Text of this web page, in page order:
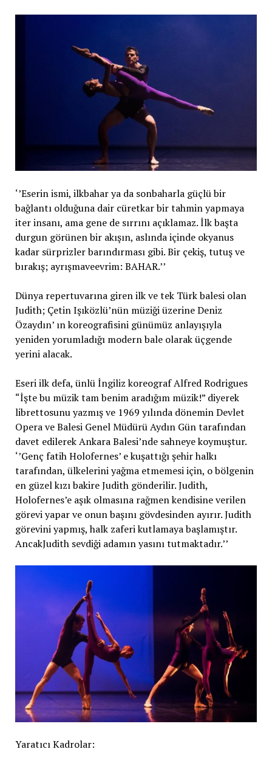
‘’Eserin ismi, ilkbahar ya da sonbaharla güçlü bir
bağlantı olduğuna dair cüretkar bir tahmin yapmaya
iter insanı, ama gene de sırrını açıklamaz. İlk başta
durgun görünen bir akışın, aslında içinde okyanus
kadar sürprizler barındırması gibi. Bir çekiş, tutuş ve
bırakış; ayrışmaveevrim: BAHAR.’’
Dünya repertuvarına giren ilk ve tek Türk balesi olan
Judith; Çetin Işıközlü’nün müziği üzerine Deniz
Özaydın’ ın koreografisini günümüz anlayışıyla
yeniden yorumladığı modern bale olarak üçgende
yerini alacak.
Eseri ilk defa, ünlü İngiliz koreograf Alfred Rodrigues
“İşte bu müzik tam benim aradığım müzik!” diyerek
librettosunu yazmış ve 1969 yılında dönemin Devlet
Opera ve Balesi Genel Müdürü Aydın Gün tarafından
davet edilerek Ankara Balesi’nde sahneye koymuştur.
‘’Genç fatih Holofernes’ e kuşattığı şehir halkı
tarafından, ülkelerini yağma etmemesi için, o bölgenin
en güzel kızı bakire Judith gönderilir. Judith,
Holofernes’e aşık olmasına rağmen kendisine verilen
görevi yapar ve onun başını gövdesinden ayırır. Judith
görevini yapmış, halk zaferi kutlamaya başlamıştır.
AncakJudith sevdiği adamın yasını tutmaktadır.’’
Yaratıcı Kadrolar: